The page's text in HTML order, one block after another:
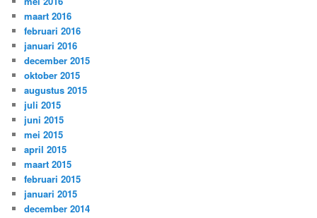
maart 2016
februari 2016
januari 2016
december 2015
oktober 2015
augustus 2015
juli 2015
juni 2015
mei 2015
april 2015
maart 2015
februari 2015
januari 2015
december 2014